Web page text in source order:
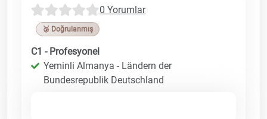
0 Yorumlar
🥉 Doğrulanmış
C1 - Profesyonel
Yeminli Almanya - Ländern der
Bundesrepublik Deutschland